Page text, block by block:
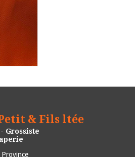
& Fils ltée
Grossiste